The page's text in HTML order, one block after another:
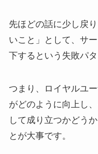
先ほどの話に少し戻
いこと」として、サ
下するという失敗パ
つまり、ロイヤルユ
がどのように向上し
して成り立つかどう
とが大事です。